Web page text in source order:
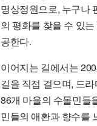
명상정원으로, 누구나
의 평화를 찾을 수 있
공한다.
이어지는 길에서는
길을 직접 걸으며, 드
86개 마을의 수몰민들
민들의 애환과 향수를